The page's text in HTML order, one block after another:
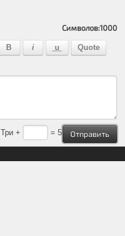
Символов:1000
Три + = 5